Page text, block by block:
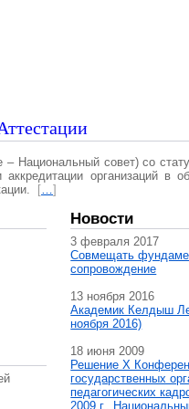
Национальный совет) со
организаций в
[…]
Новости
3 февраля 2017
Совмещать
сопровождение
13 ноября 2016
Академик Келдыш
ноября 2016)
18 июня 2009
Решение X
государственных
педагогических
2009 г.,